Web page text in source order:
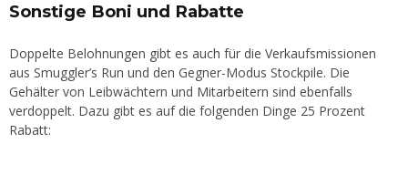
Sonstige Boni und Rabatte
Doppelte Belohnungen gibt es auch für die Verkaufsmissionen
aus Smuggler’s Run und den Gegner-Modus Stockpile. Die
Gehälter von Leibwächtern und Mitarbeitern sind ebenfalls
verdoppelt. Dazu gibt es auf die folgenden Dinge 25 Prozent
Rabatt: